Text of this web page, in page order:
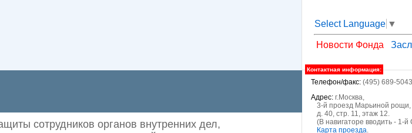
Select Language ▼
Новости Фонда
Контактная информация:
Телефон/факс: (495) 689-
Адрес: г.Москва,
3-й проезд Марьиной рощи,
д. 40, стр. 11, этаж 12.
(В навигаторе вводить - 1-
Карта проезда.
сотрудников органов внутренних дел,